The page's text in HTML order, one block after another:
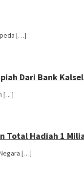
[…]
Dari Bank Kalsel
[…]
Total Hadiah 1
[…]